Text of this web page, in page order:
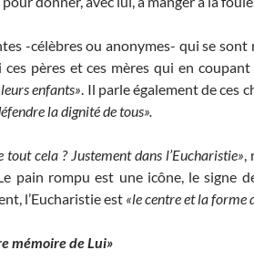
-célèbres ou anonymes- qui se
ces pères et ces mères qui en
enfants». Il parle également de ces
la dignité de tous».
cela ? Justement dans l’Eucharistie»,
pain rompu est une icône, le signe
l’Eucharistie est «le centre et la forme
mémoire de Lui»